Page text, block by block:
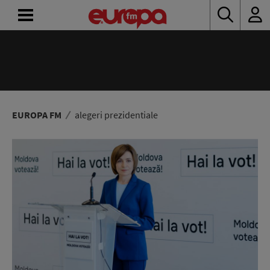
EUROPA FM alegeri prezidentiale
RADIO
CONCURSURI
PODCAST
ASCULTĂ
LIVE